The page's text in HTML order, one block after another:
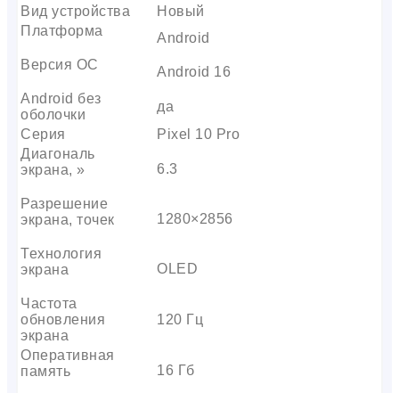
Вид устройства
Новый
Платформа
Android
Версия ОС
Android 16
Android без
оболочки
да
Серия
Pixel 10 Pro
Диагональ
экрана, »
6.3
Разрешение
экрана, точек
1280×2856
Технология
экрана
OLED
Частота
обновления
экрана
120 Гц
Оперативная
память
16 Гб